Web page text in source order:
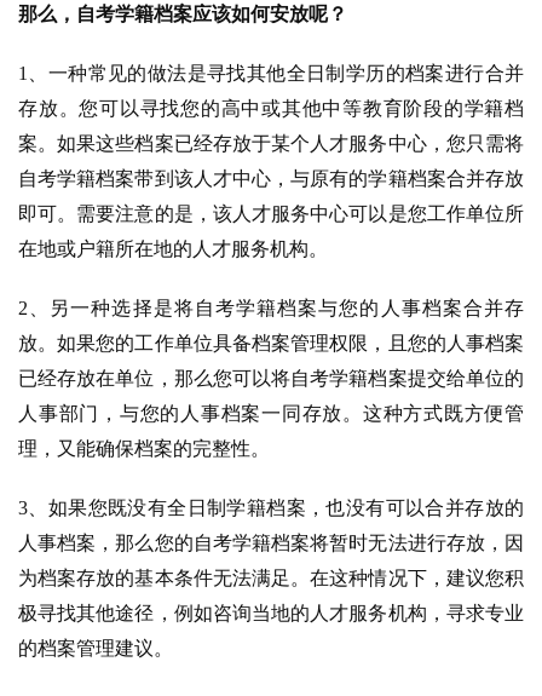
那么，自考学籍档案应该如何安放呢？
1、一种常见的做法是寻找其他全日制学历的档案进行合并
存放。您可以寻找您的高中或其他中等教育阶段的学籍档
案。如果这些档案已经存放于某个人才服务中心，您只需将
自考学籍档案带到该人才中心，与原有的学籍档案合并存放
即可。需要注意的是，该人才服务中心可以是您工作单位所
在地或户籍所在地的人才服务机构。
2、另一种选择是将自考学籍档案与您的人事档案合并存
放。如果您的工作单位具备档案管理权限，且您的人事档案
已经存放在单位，那么您可以将自考学籍档案提交给单位的
人事部门，与您的人事档案一同存放。这种方式既方便管
理，又能确保档案的完整性。
3、如果您既没有全日制学籍档案，也没有可以合并存放的
人事档案，那么您的自考学籍档案将暂时无法进行存放，因
为档案存放的基本条件无法满足。在这种情况下，建议您积
极寻找其他途径，例如咨询当地的人才服务机构，寻求专业
的档案管理建议。